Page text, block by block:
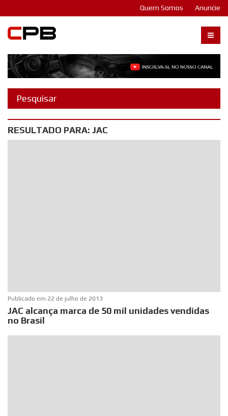
Quem Somos Anuncie
RESULTADO PARA: JAC
Publicado em 22 de julho de 2013
JAC alcança marca de 50 mil unidades vendidas
no Brasil